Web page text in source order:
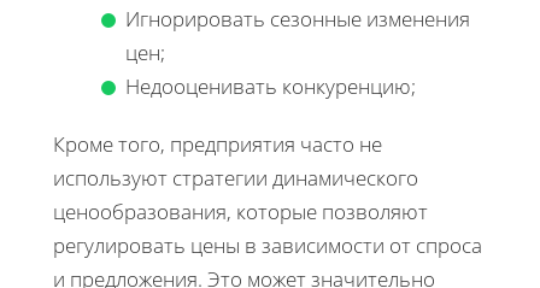
Игнорировать сезонные изменения
цен;
Недооценивать конкуренцию;
Кроме того, предприятия часто не
используют стратегии динамического
ценообразования, которые позволяют
регулировать цены в зависимости от спроса
и предложения. Это может значительно